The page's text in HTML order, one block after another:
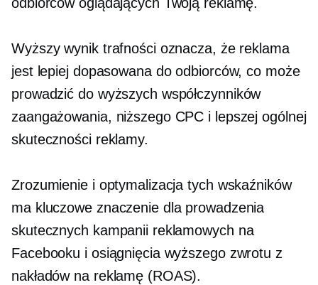
Wyższy wynik trafności oznacza, że ​​reklama
jest lepiej dopasowana do odbiorców, co może
prowadzić do wyższych współczynników
zaangażowania, niższego CPC i lepszej ogólnej
skuteczności reklamy.
Zrozumienie i optymalizacja tych wskaźników
ma kluczowe znaczenie dla prowadzenia
skutecznych kampanii reklamowych na
Facebooku i osiągnięcia wyższego zwrotu z
nakładów na reklamę (ROAS).